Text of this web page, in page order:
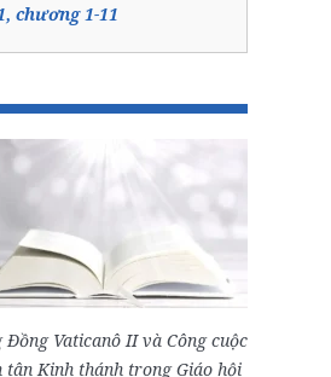
chương 1-11
Đồng Vaticanô II và Công cuộc
tân Kinh thánh trong Giáo hội